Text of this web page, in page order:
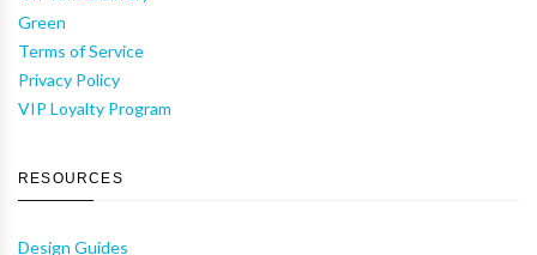
Green
Terms of Service
Privacy Policy
VIP Loyalty Program
RESOURCES
Design Guides